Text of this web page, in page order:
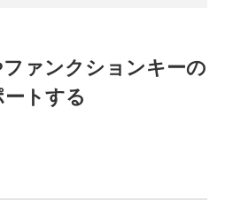
ァンクションキーの
トする